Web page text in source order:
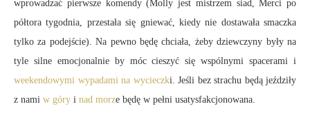
wprowadzać pierwsze komendy (Molly jest mistrzem siad, Merci po
półtora tygodnia, przestała się gniewać, kiedy nie dostawała smaczka
tylko za podejście). Na pewno będę chciała, żeby dziewczyny były na
tyle silne emocjonalnie by móc cieszyć się wspólnymi spacerami i
weekendowymi wypadami na wycieczki. Jeśli bez strachu będą jeździły
z nami w góry i nad morze będę w pełni usatysfakcjonowana.